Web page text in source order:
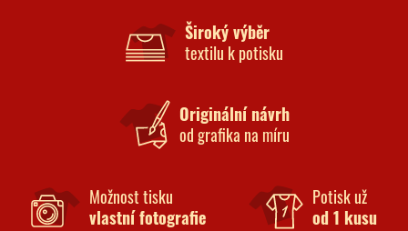
Široký výběr
textilu k potisku
Originální návrh
od grafika na míru
Možnost tisku
vlastní fotografie
Potisk už
od 1 kusu